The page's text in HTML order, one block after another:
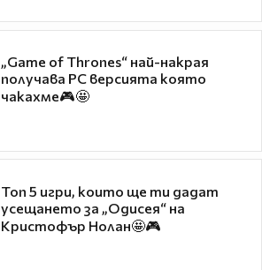
„Game of Thrones“ най-накрая
получава PC версията която
чакахме🎮🤩
Топ 5 игри, които ще ти дадат
усещането за „Одисея“ на
Кристофър Нолан🤩🎮